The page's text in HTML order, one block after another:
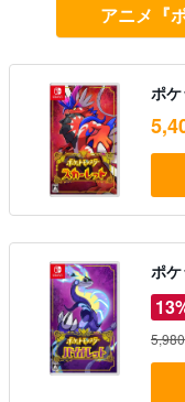
アニメ『
ポ
ポ